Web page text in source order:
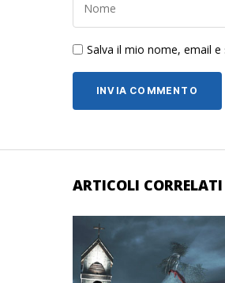
Salva il mio nome, email
ARTICOLI CORRELATI